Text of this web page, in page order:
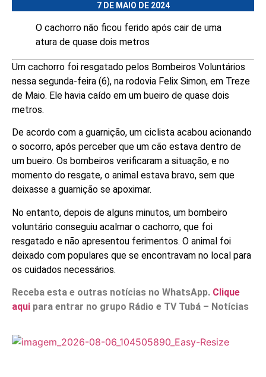
7 DE MAIO DE 2024
O cachorro não ficou ferido após cair de uma
atura de quase dois metros
Um cachorro foi resgatado pelos Bombeiros Voluntários
nessa segunda-feira (6), na rodovia Felix Simon, em Treze
de Maio. Ele havia caído em um bueiro de quase dois
metros.
De acordo com a guarnição, um ciclista acabou acionando
o socorro, após perceber que um cão estava dentro de
um bueiro. Os bombeiros verificaram a situação, e no
momento do resgate, o animal estava bravo, sem que
deixasse a guarnição se apoximar.
No entanto, depois de alguns minutos, um bombeiro
voluntário conseguiu acalmar o cachorro, que foi
resgatado e não apresentou ferimentos. O animal foi
deixado com populares que se encontravam no local para
os cuidados necessários.
Receba esta e outras notícias no WhatsApp. Clique
aqui para entrar no grupo Rádio e TV Tubá – Notícias